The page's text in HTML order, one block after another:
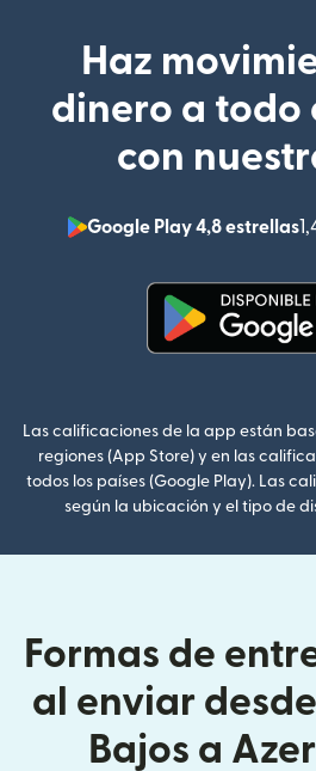
Haz
dinero a todo
con
Google Play 4,8 estrellas
Las calificaciones de la app están
regiones (App Store) y en las
todos los países (Google Play). Las
según la ubicación y el tipo de
Formas de
al enviar
Bajos a